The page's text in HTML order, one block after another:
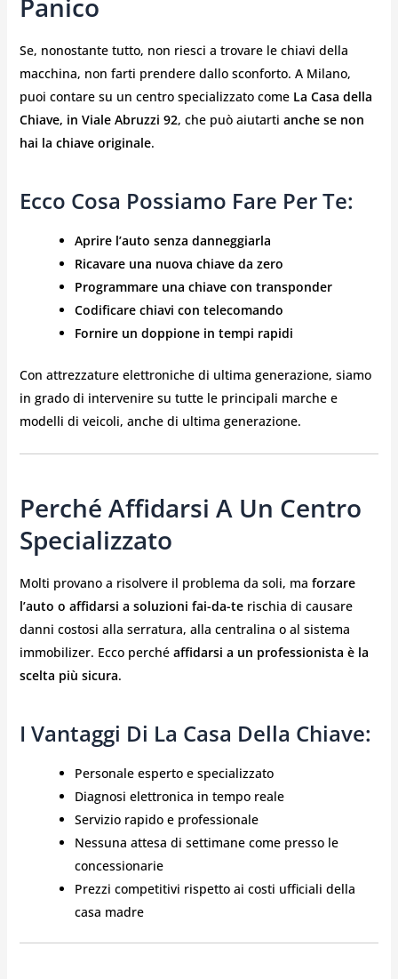
Panico
Se, nonostante tutto, non riesci a trovare le chiavi della
macchina, non farti prendere dallo sconforto. A Milano,
puoi contare su un centro specializzato come La Casa della
Chiave, in Viale Abruzzi 92, che può aiutarti anche se non
hai la chiave originale.
Ecco Cosa Possiamo Fare Per Te:
Aprire l’auto senza danneggiarla
Ricavare una nuova chiave da zero
Programmare una chiave con transponder
Codificare chiavi con telecomando
Fornire un doppione in tempi rapidi
Con attrezzature elettroniche di ultima generazione, siamo
in grado di intervenire su tutte le principali marche e
modelli di veicoli, anche di ultima generazione.
Perché Affidarsi A Un Centro
Specializzato
Molti provano a risolvere il problema da soli, ma forzare
l’auto o affidarsi a soluzioni fai-da-terischia di causare
danni costosi alla serratura, alla centralina o al sistema
immobilizer. Ecco perché affidarsi a un professionista è la
scelta più sicura.
I Vantaggi Di La Casa Della Chiave:
Personale esperto e specializzato
Diagnosi elettronica in tempo reale
Servizio rapido e professionale
Nessuna attesa di settimane come presso le
concessionarie
Prezzi competitivi rispetto ai costi ufficiali della
casa madre